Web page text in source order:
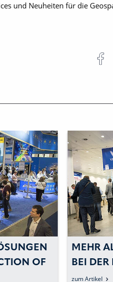
und Neuheiten für die
2016:
OPEN
zum Artikel